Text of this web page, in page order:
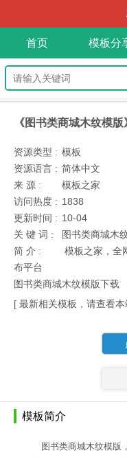
首页 模板分
《图书类商城木纹模版
资源类型 : 模板
资源语言 : 简体中文
来 源 :
模板之家
访问热度 : 1838
更新时间 : 10-04
关 键 词 :
图书类商城木
简 介 :
模板之家，全
布平台
图书类商城木纹模版下载
[ 最新相关模板，请查看
模板简介
图书类商城木纹模版